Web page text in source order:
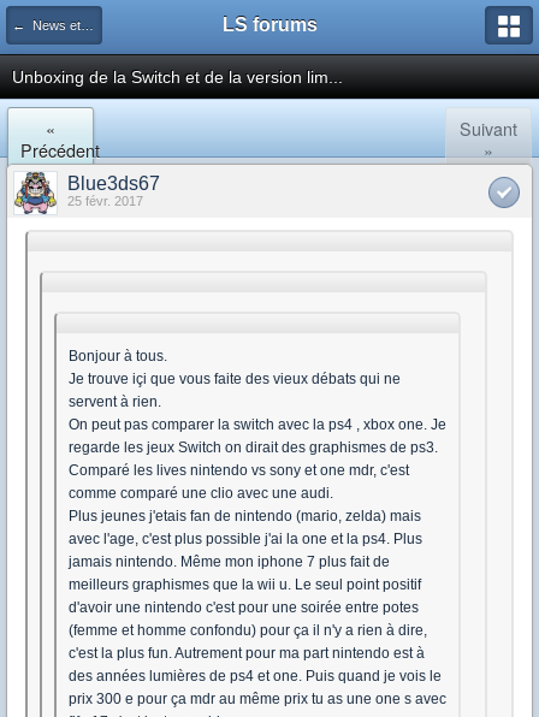
← News et actualités postées sur LS LS forums
Unboxing de la Switch et de la version lim...
«
Précédent
Suivant
»
Blue3ds67
25 févr. 2017
Bonjour à tous.
Je trouve içi que vous faite des vieux débats qui ne
servent à rien.
On peut pas comparer la switch avec la ps4 , xbox one. Je
regarde les jeux Switch on dirait des graphismes de ps3.
Comparé les lives nintendo vs sony et one mdr, c'est
comme comparé une clio avec une audi.
Plus jeunes j'etais fan de nintendo (mario, zelda) mais
avec l'age, c'est plus possible j'ai la one et la ps4. Plus
jamais nintendo. Même mon iphone 7 plus fait de
meilleurs graphismes que la wii u. Le seul point positif
d'avoir une nintendo c'est pour une soirée entre potes
(femme et homme confondu) pour ça il n'y a rien à dire,
c'est la plus fun. Autrement pour ma part nintendo est à
des années lumières de ps4 et one. Puis quand je vois le
prix 300 e pour ça mdr au même prix tu as une one s avec